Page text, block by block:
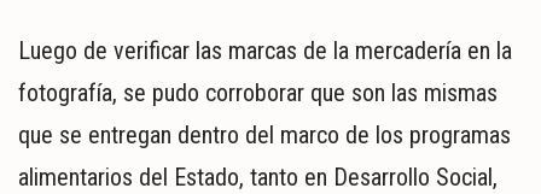
SALUD
Luego de verificar las marcas de la mercadería en la
fotografía, se pudo corroborar que son las mismas
que se entregan dentro del marco de los programas
alimentarios del Estado, tanto en Desarrollo Social,